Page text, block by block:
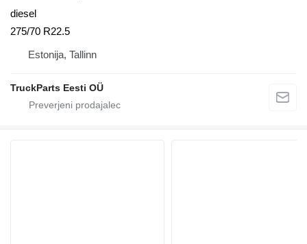
diesel
275/70 R22.5
Estonija, Tallinn
TruckParts Eesti OÜ